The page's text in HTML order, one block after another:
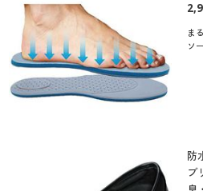
ま
ソ
防
ブ